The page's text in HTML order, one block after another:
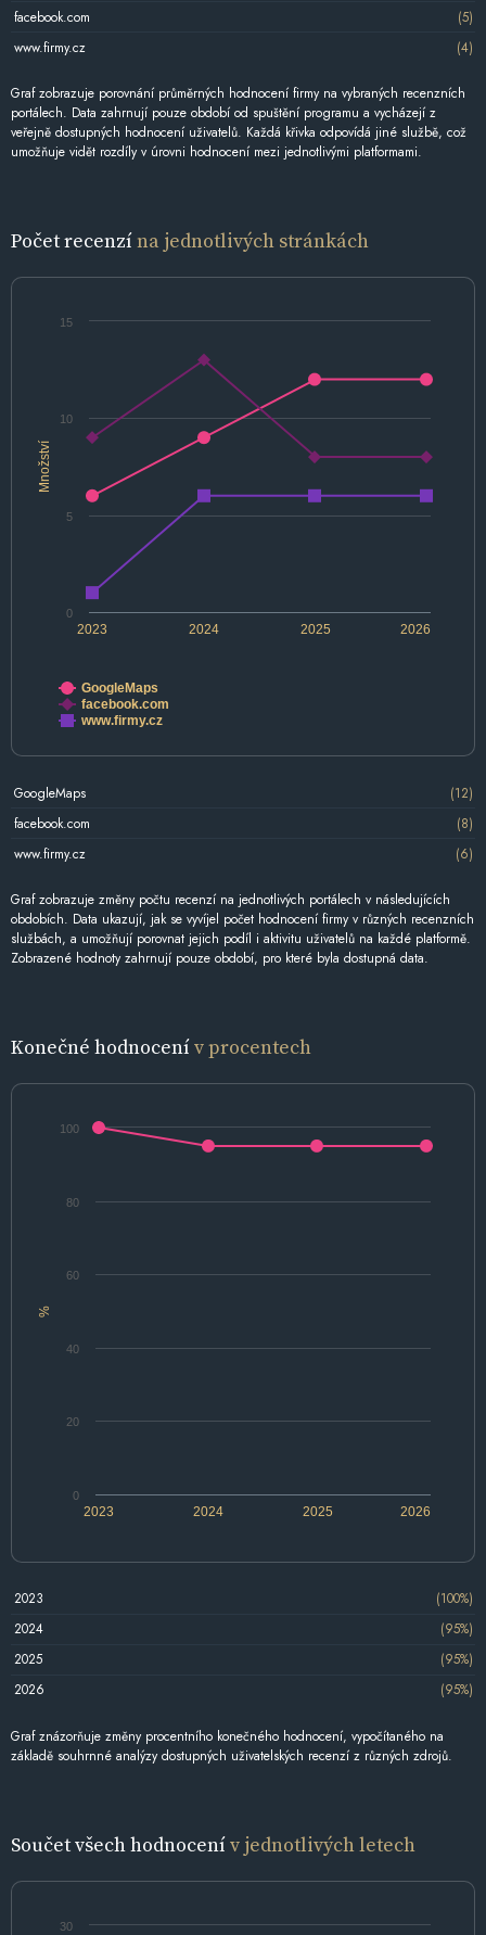
facebook.com
(5)
www.firmy.cz
(4)
Graf zobrazuje porovnání průměrných hodnocení firmy na vybraných recenzních
portálech. Data zahrnují pouze období od spuštění programu a vycházejí z
veřejně dostupných hodnocení uživatelů. Každá křivka odpovídá jiné službě, což
umožňuje vidět rozdíly v úrovni hodnocení mezi jednotlivými platformami.
Počet recenzína jednotlivých stránkách
Množství
2024 2026
2023 2025
0
10
5
15
GoogleMaps
facebook.com
www.firmy.cz
GoogleMaps
(12)
facebook.com
(8)
www.firmy.cz
(6)
Graf zobrazuje změny počtu recenzí na jednotlivých portálech v následujících
obdobích. Data ukazují, jak se vyvíjel počet hodnocení firmy v různých recenzních
službách, a umožňují porovnat jejich podíl i aktivitu uživatelů na každé platformě.
Zobrazené hodnoty zahrnují pouze období, pro které byla dostupná data.
Konečné hodnocenív procentech
%
2024 2026
2023 2025
0
20
40
60
80
100
2023
(100%)
2024
(95%)
2025
(95%)
2026
(95%)
Graf znázorňuje změny procentního konečného hodnocení, vypočítaného na
základě souhrnné analýzy dostupných uživatelských recenzí z různých zdrojů.
Součet všech hodnocenív jednotlivých letech
30